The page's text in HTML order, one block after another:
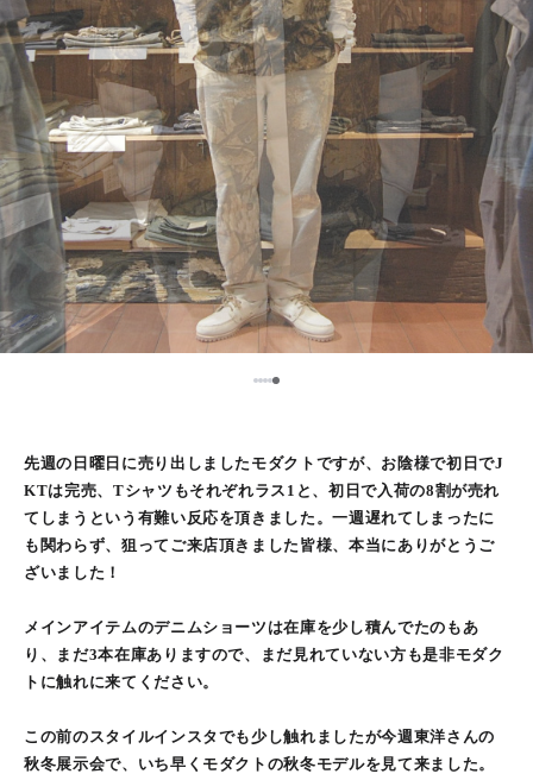
1234
先週の日曜日に売り出しましたモダクトですが、お陰様で初日でJ
KTは完売、Tシャツもそれぞれラス1と、初日で入荷の8割が売れ
てしまうという有難い反応を頂きました。一週遅れてしまったに
も関わらず、狙ってご来店頂きました皆様、本当にありがとうご
ざいました！
メインアイテムのデニムショーツは在庫を少し積んでたのもあ
り、まだ3本在庫ありますので、まだ見れていない方も是非モダク
トに触れに来てください。
この前のスタイルインスタでも少し触れましたが今週東洋さんの
秋冬展示会で、いち早くモダクトの秋冬モデルを見て来ました。